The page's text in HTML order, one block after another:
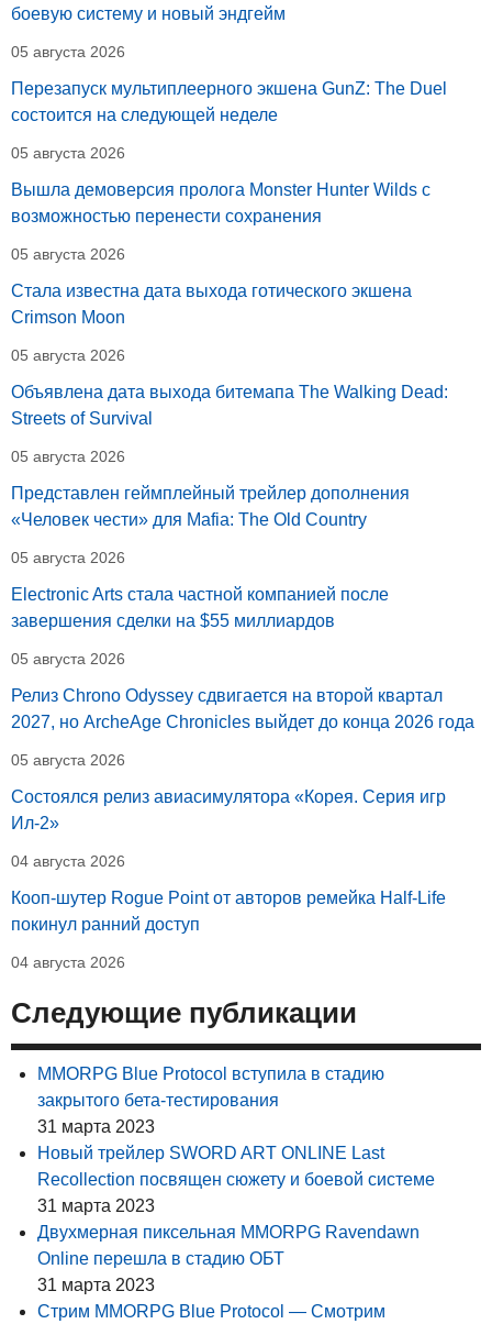
боевую систему и новый эндгейм
05 августа 2026
Перезапуск мультиплеерного экшена GunZ: The Duel
состоится на следующей неделе
05 августа 2026
Вышла демоверсия пролога Monster Hunter Wilds с
возможностью перенести сохранения
05 августа 2026
Стала известна дата выхода готического экшена
Crimson Moon
05 августа 2026
Объявлена дата выхода битемапа The Walking Dead:
Streets of Survival
05 августа 2026
Представлен геймплейный трейлер дополнения
«Человек чести» для Mafia: The Old Country
05 августа 2026
Electronic Arts стала частной компанией после
завершения сделки на $55 миллиардов
05 августа 2026
Релиз Chrono Odyssey сдвигается на второй квартал
2027, но ArcheAge Chronicles выйдет до конца 2026 года
05 августа 2026
Состоялся релиз авиасимулятора «Корея. Серия игр
Ил-2»
04 августа 2026
Кооп-шутер Rogue Point от авторов ремейка Half-Life
покинул ранний доступ
04 августа 2026
Следующие публикации
MMORPG Blue Protocol вступила в стадию
закрытого бета-тестирования
31 марта 2023
Новый трейлер SWORD ART ONLINE Last
Recollection посвящен сюжету и боевой системе
31 марта 2023
Двухмерная пиксельная MMORPG Ravendawn
Online перешла в стадию ОБТ
31 марта 2023
Стрим MMORPG Blue Protocol — Смотрим